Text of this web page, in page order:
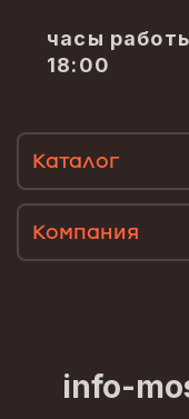
часы
18:00
Каталог
Компания
info-